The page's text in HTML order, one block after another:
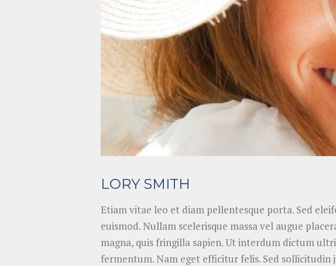
LORY SMITH
Etiam vitae leo et diam pellentesque porta. Sed
euismod. Nullam scelerisque massa vel augue
magna, quis fringilla sapien. Ut interdum dictum
fermentum. Nam eget efficitur felis. Sed